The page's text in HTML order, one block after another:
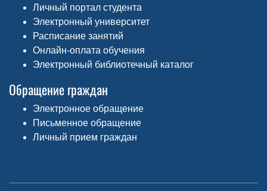
Личный портал студента
Электронный университет
Расписание занятий
Онлайн-оплата обучения
Электронный библиотечный каталог
Обращение граждан
Электронное обращение
Письменное обращение
Личный прием граждан